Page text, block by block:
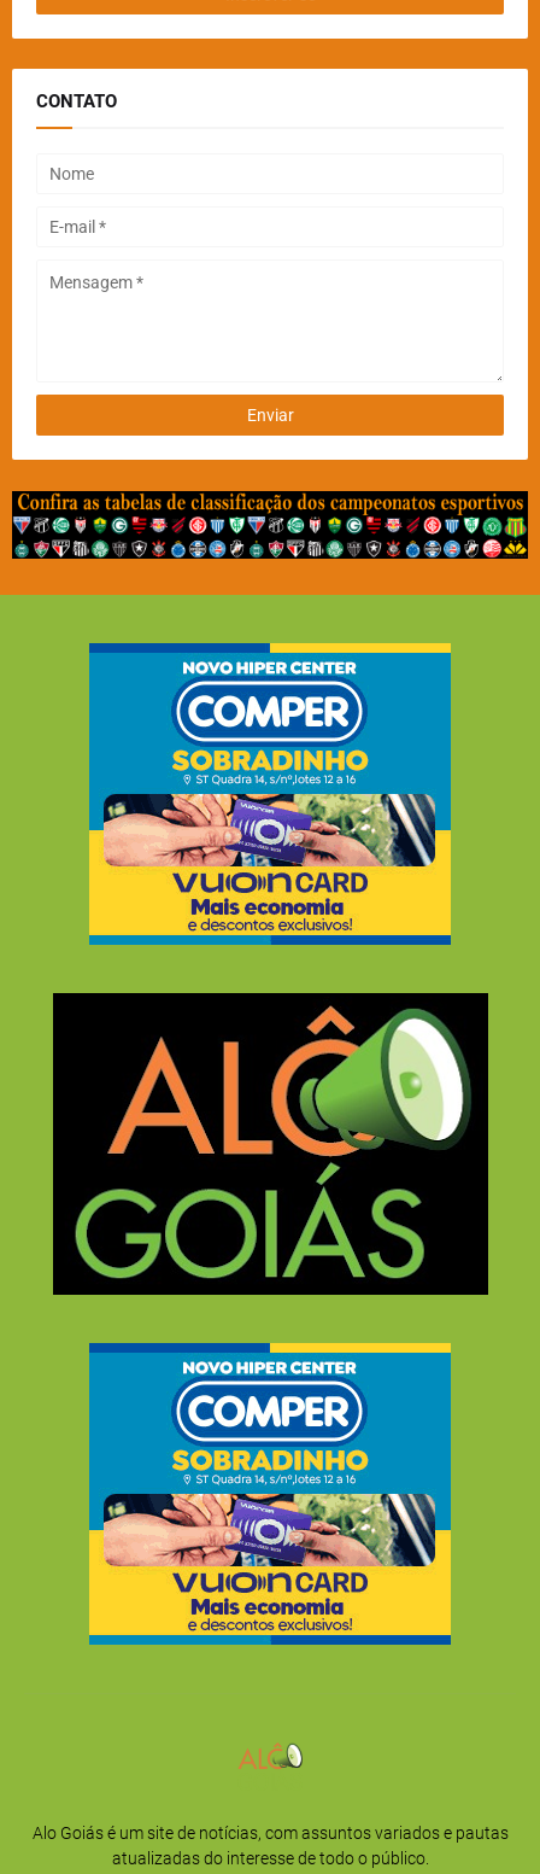
CONTATO
Alo Goiás é um site de notícias, com assuntos variados e pautas
atualizadas do interesse de todo o público.